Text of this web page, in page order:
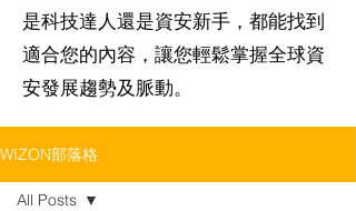
是科技達人還是資安新手，都能找到
適合您的內容，讓您輕鬆掌握全球資
安發展趨勢及脈動。
WIZON部落格
All Posts